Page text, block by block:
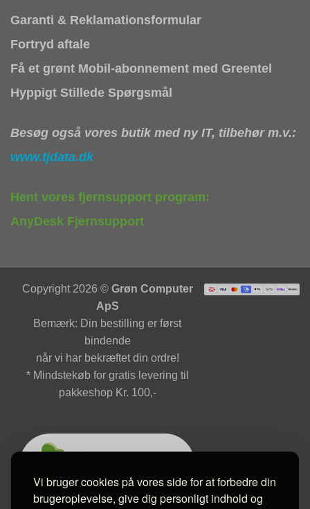
Vi bruger cookies på vores side for at forbedre din
brugeroplevelse, give dig personligt indhold og
Garanti & Reklamationsformular
Fortryd aftale
Få et grønt Mobil-abonnement med Greentel
Hyppigt Stillede Spørgsmål
Besøg også vores butik med ny IT, tilbehør m.v.:
www.tjdata.dk
Hent vores fjernsupport program:
AnyDesk Fjernsupport
Copyright 2026 © Grøn Computer
ApS
Bemærk: Din bestilling er først
bindende
når vi har bekræftet din ordre!
* Mindstekøb for gratis levering til
pakkeshop Kr. 100,-